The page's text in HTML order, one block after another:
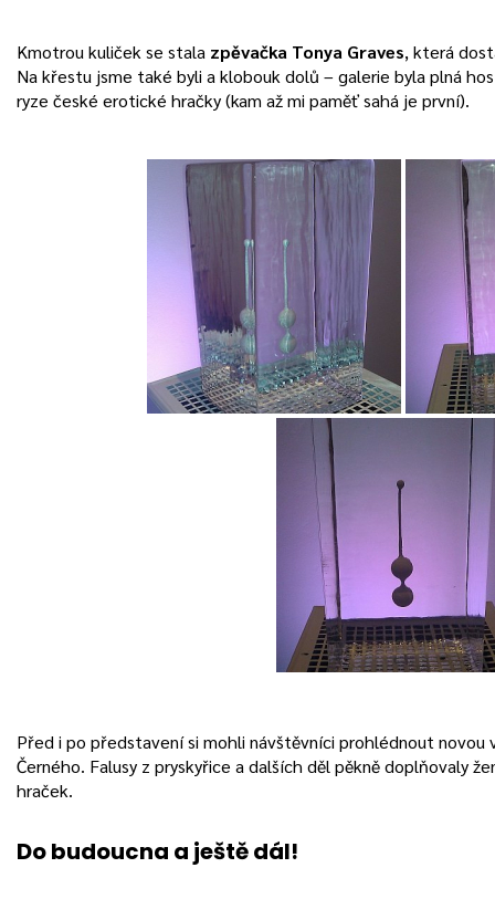
Kmotrou kuliček se stala zpěvačka Tonya Graves, která
Na křestu jsme také byli a klobouk dolů – galerie byla plná
ryze české erotické hračky (kam až mi paměť sahá je první).
Před i po představení si mohli návštěvníci prohlédnout novou
Černého. Falusy z pryskyřice a dalších děl pěkně doplňovaly
hraček.
Do budoucna a ještě dál!